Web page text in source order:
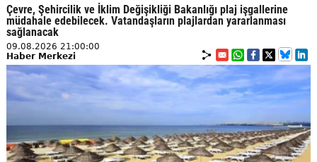
Çevre, Şehircilik ve İklim Değişikliği Bakanlığı plaj işgallerine
müdahale edebilecek. Vatandaşların plajlardan yararlanması
sağlanacak
09.08.2026 21:00:00
Haber Merkezi